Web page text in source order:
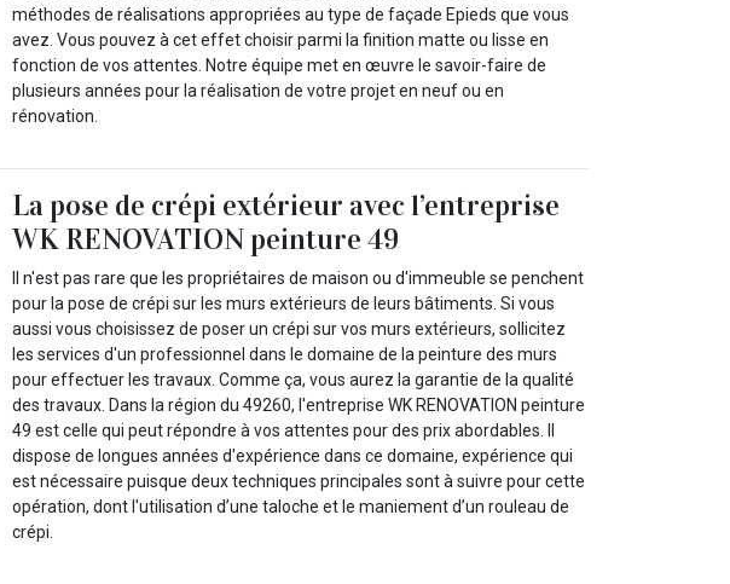
méthodes de réalisations appropriées au type de façade Epieds que vous
avez. Vous pouvez à cet effet choisir parmi la finition matte ou lisse en
fonction de vos attentes. Notre équipe met en œuvre le savoir-faire de
plusieurs années pour la réalisation de votre projet en neuf ou en
rénovation.
La pose de crépi extérieur avec l’entreprise
WK RENOVATION peinture 49
Il n'est pas rare que les propriétaires de maison ou d'immeuble se penchent
pour la pose de crépi sur les murs extérieurs de leurs bâtiments. Si vous
aussi vous choisissez de poser un crépi sur vos murs extérieurs, sollicitez
les services d'un professionnel dans le domaine de la peinture des murs
pour effectuer les travaux. Comme ça, vous aurez la garantie de la qualité
des travaux. Dans la région du 49260, l'entreprise WK RENOVATION peinture
49 est celle qui peut répondre à vos attentes pour des prix abordables. Il
dispose de longues années d'expérience dans ce domaine, expérience qui
est nécessaire puisque deux techniques principales sont à suivre pour cette
opération, dont l'utilisation d’une taloche et le maniement d’un rouleau de
crépi.